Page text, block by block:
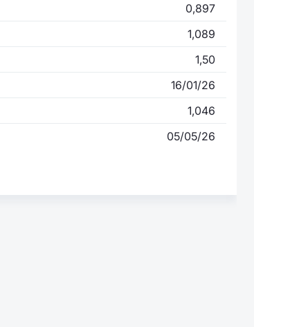
0,897
1,089
1,50
16/01/26
1,046
05/05/26